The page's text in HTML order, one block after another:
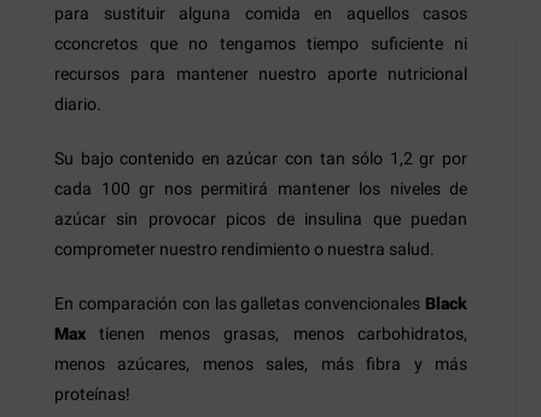
para sustituir alguna comida en aquellos casos
cconcretos que no tengamos tiempo suficiente ni
recursos para mantener nuestro aporte nutricional
diario.
Su bajo contenido en azúcar con tan sólo 1,2 gr por
cada 100 gr nos permitirá mantener los niveles de
azúcar sin provocar picos de insulina que puedan
comprometer nuestro rendimiento o nuestra salud.
En comparación con las galletas convencionales Black
Maxtienen menos grasas, menos carbohidratos,
menos azúcares, menos sales, más fibra y más
proteínas!